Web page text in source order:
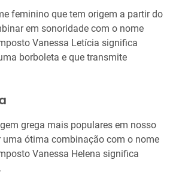
feminino que tem origem a partir do
em sonoridade com o nome
Vanessa Letícia significa
borboleta e que transmite
grega mais populares em nosso
uma ótima combinação com o nome
Vanessa Helena significa